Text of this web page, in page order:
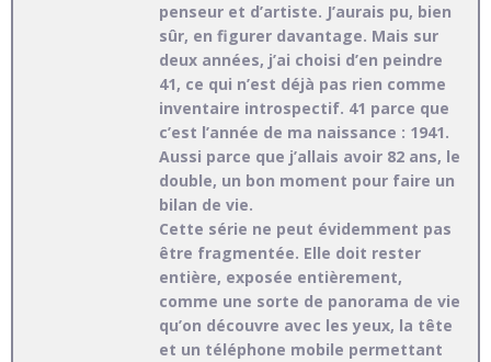
penseur et d’artiste. J’aurais pu, bien
sûr, en figurer davantage. Mais sur
deux années, j’ai choisi d’en peindre
41, ce qui n’est déjà pas rien comme
inventaire introspectif. 41 parce que
c’est l’année de ma naissance : 1941.
Aussi parce que j’allais avoir 82 ans, le
double, un bon moment pour faire un
bilan de vie.
Cette série ne peut évidemment pas
être fragmentée. Elle doit rester
entière, exposée entièrement,
comme une sorte de panorama de vie
qu’on découvre avec les yeux, la tête
et un téléphone mobile permettant